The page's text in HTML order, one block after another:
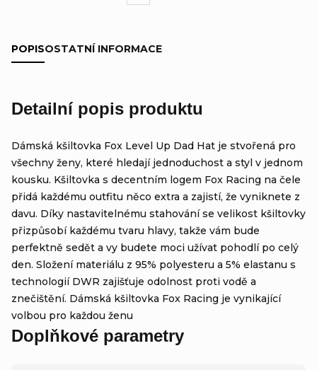
POPISOSTATNÍ INFORMACE
Detailní popis produktu
Dámská kšiltovka Fox Level Up Dad Hat je stvořená pro
všechny ženy, které hledají jednoduchost a styl v jednom
kousku. Kšiltovka s decentním logem Fox Racing na čele
přidá každému outfitu něco extra a zajistí, že vyniknete z
davu. Díky nastavitelnému stahování se velikost kšiltovky
přizpůsobí každému tvaru hlavy, takže vám bude
perfektně sedět a vy budete moci užívat pohodlí po celý
den. Složení materiálu z 95% polyesteru a 5% elastanu s
technologií DWR zajišťuje odolnost proti vodě a
znečištění. Dámská kšiltovka Fox Racing je vynikající
volbou pro každou ženu
Doplňkové parametry